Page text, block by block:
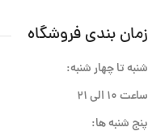
زمان بندی فروشگاه
شنبه تا چهار شنبه:
ساعت ۱۰ الی ۲۱
پنج شنبه ها: